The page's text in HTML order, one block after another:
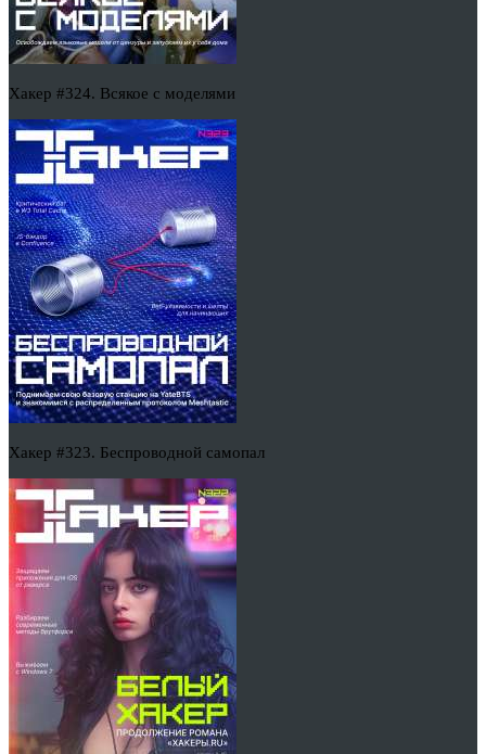
Хакер #324. Всякое с моделями
Хакер #323. Беспроводной самопал